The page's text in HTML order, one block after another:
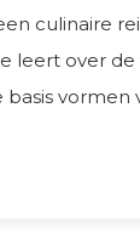
culinaire
leert over de
vormen